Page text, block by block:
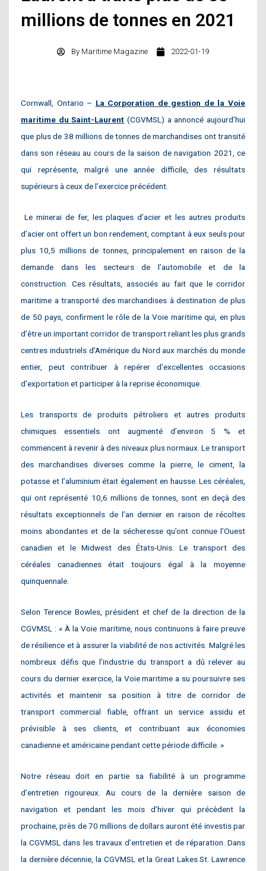
millions de tonnes en 2021
By Maritime Magazine 2022-01-19
Cornwall, Ontario – La Corporation de gestion de la Voie
maritime du Saint-Laurent (CGVMSL) a annoncé aujourd’hui
que plus de 38 millions de tonnes de marchandises ont transité
dans son réseau au cours de la saison de navigation 2021, ce
qui représente, malgré une année difficile, des résultats
supérieurs à ceux de l’exercice précédent.
Le minerai de fer, les plaques d’acier et les autres produits
d’acier ont offert un bon rendement, comptant à eux seuls pour
plus 10,5 millions de tonnes, principalement en raison de la
demande dans les secteurs de l’automobile et de la
construction. Ces résultats, associés au fait que le corridor
maritime a transporté des marchandises à destination de plus
de 50 pays, confirment le rôle de la Voie maritime qui, en plus
d’être un important corridor de transport reliant les plus grands
centres industriels d’Amérique du Nord aux marchés du monde
entier, peut contribuer à repérer d’excellentes occasions
d’exportation et participer à la reprise économique.
Les transports de produits pétroliers et autres produits
chimiques essentiels ont augmenté d’environ 5 % et
commencent à revenir à des niveaux plus normaux. Le transport
des marchandises diverses comme la pierre, le ciment, la
potasse et l’aluminium était également en hausse. Les céréales,
qui ont représenté 10,6 millions de tonnes, sont en deçà des
résultats exceptionnels de l’an dernier en raison de récoltes
moins abondantes et de la sécheresse qu’ont connue l’Ouest
canadien et le Midwest des États-Unis. Le transport des
céréales canadiennes était toujours égal à la moyenne
quinquennale.
Selon Terence Bowles, président et chef de la direction de la
CGVMSL : « À la Voie maritime, nous continuons à faire preuve
de résilience et à assurer la viabilité de nos activités. Malgré les
nombreux défis que l’industrie du transport a dû relever au
cours du dernier exercice, la Voie maritime a su poursuivre ses
activités et maintenir sa position à titre de corridor de
transport commercial fiable, offrant un service assidu et
prévisible à ses clients, et contribuant aux économies
canadienne et américaine pendant cette période difficile. »
Notre réseau doit en partie sa fiabilité à un programme
d’entretien rigoureux. Au cours de la dernière saison de
navigation et pendant les mois d’hiver qui précèdent la
prochaine, près de 70 millions de dollars auront été investis par
la CGVMSL dans les travaux d’entretien et de réparation. Dans
la dernière décennie, la CGVMSL et la Great Lakes St. Lawrence